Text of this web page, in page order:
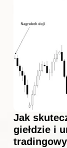
Jak
giełdzie i